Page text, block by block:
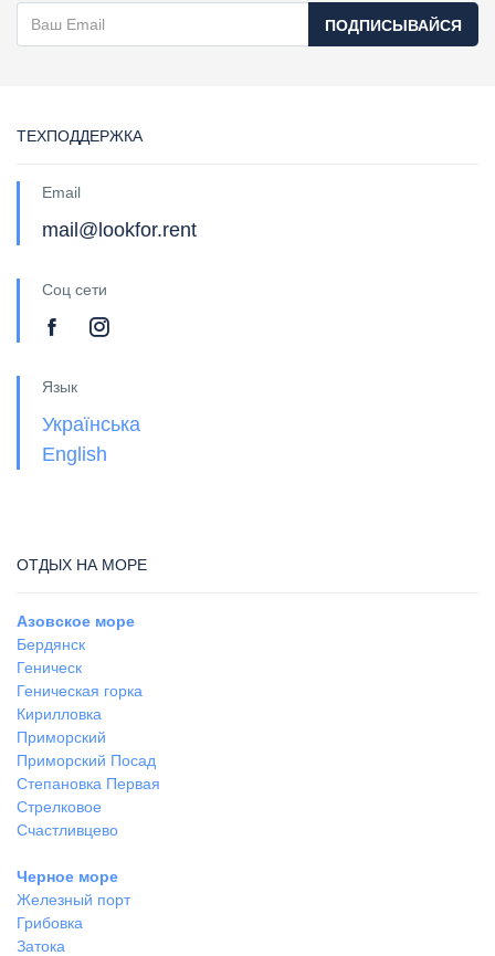
ПОДПИСЫВАЙСЯ
ТЕХПОДДЕРЖКА
Email
mail@lookfor.rent
Соц сети
Язык
Українська
English
ОТДЫХ НА МОРЕ
Азовское море
Бердянск
Геническ
Геническая горка
Кирилловка
Приморский
Приморский Посад
Степановка Первая
Стрелковое
Счастливцево
Черное море
Железный порт
Грибовка
Затока